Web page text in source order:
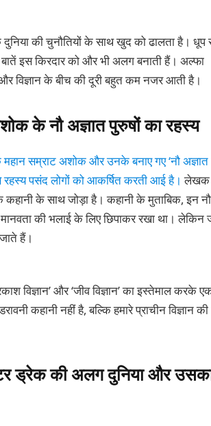
की चुनौतियों के साथ खुद को ढालता है। धूप
इस किरदार को और भी अलग बनाती हैं। अल्फा
विज्ञान के बीच की दूरी बहुत कम नजर आती है।
के नौ अज्ञात पुरुषों का रहस्य
सम्राट अशोक और उनके बनाए गए ‘नौ अज्ञात
पसंद लोगों को आकर्षित करती आई है। लेखक
के साथ जोड़ा है। कहानी के मुताबिक, इन नौ
की भलाई के लिए छिपाकर रखा था। लेकिन
हैं।
विज्ञान’ और ‘जीव विज्ञान’ का इस्तेमाल करके
कहानी नहीं है, बल्कि हमारे प्राचीन विज्ञान की
ड्रेक की अलग दुनिया और